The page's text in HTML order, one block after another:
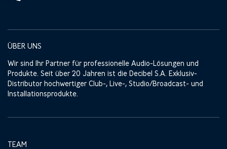
ÜBER UNS
Wir sind Ihr Partner für professionelle Audio-Lösungen und
Produkte. Seit über 20 Jahren ist die Decibel S.A. Exklusiv-
Distributor hochwertiger Club-, Live-, Studio/Broadcast- und
Installationsprodukte.
TEAM